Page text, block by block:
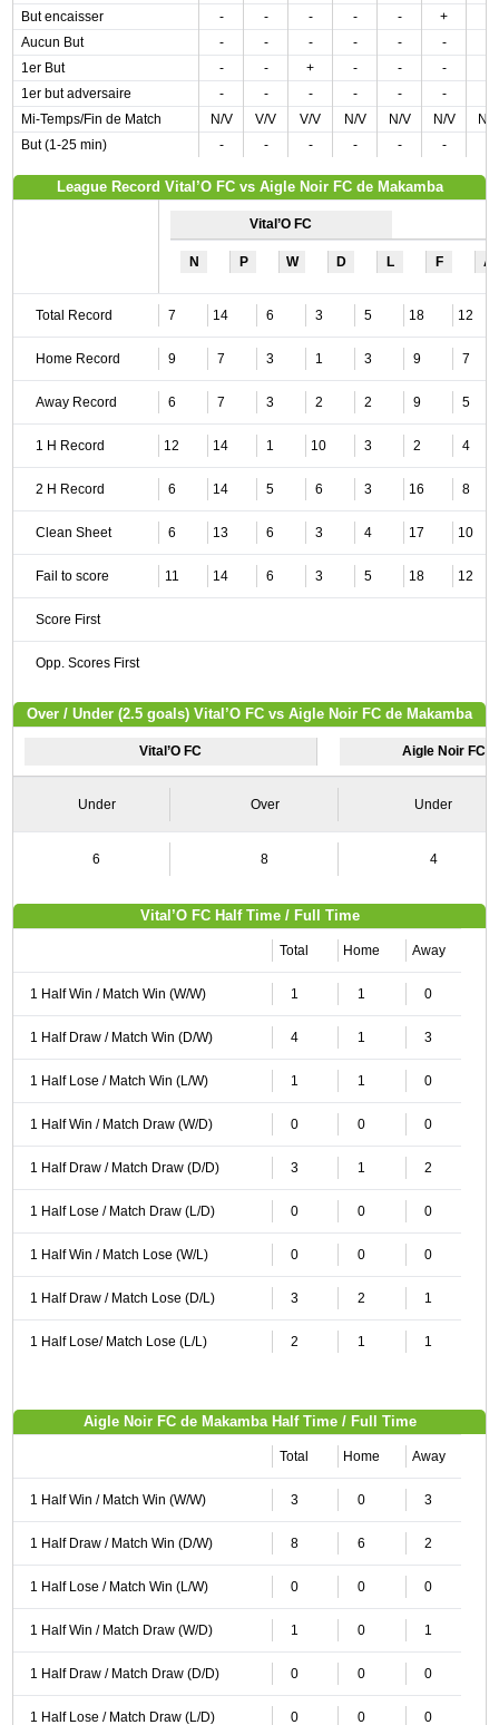
But encaisser
- - - - - +
Aucun But
- - - - - -
1er But
- - + - - -
1er but adversaire
- - - - - -
Mi-Temps/Fin de Match
N/V V/V V/V N/V N/V N/V
N/V
But (1-25 min)
- - - - - -
League Record Vital’O FC vs Aigle Noir FC de Makamba
Vital’O FC
N P W D L F A
Total Record 7 14 6 3 5 18 12
Home Record 9 7 3 1 3 9 7
Away Record 6 7 3 2 2 9 5
1 H Record 12 14 1 10 3 2 4
2 H Record 6 14 5 6 3 16 8
Clean Sheet 6 13 6 3 4 17 10
Fail to score 11 14 6 3 5 18 12
Score First
Opp. Scores First
Over / Under (2.5 goals) Vital’O FC vs Aigle Noir FC de Makamba
Vital’O FC Aigle Noir FC
Under Over Under
6 8 4
Vital’O FC Half Time / Full Time
Total Home Away
1 Half Win / Match Win (W/W) 1 1 0
1 Half Draw / Match Win (D/W) 4 1 3
1 Half Lose / Match Win (L/W) 1 1 0
1 Half Win / Match Draw (W/D) 0 0 0
1 Half Draw / Match Draw (D/D) 3 1 2
1 Half Lose / Match Draw (L/D) 0 0 0
1 Half Win / Match Lose (W/L) 0 0 0
1 Half Draw / Match Lose (D/L) 3 2 1
1 Half Lose/ Match Lose (L/L) 2 1 1
Aigle Noir FC de Makamba Half Time / Full Time
Total Home Away
1 Half Win / Match Win (W/W) 3 0 3
1 Half Draw / Match Win (D/W) 8 6 2
1 Half Lose / Match Win (L/W) 0 0 0
1 Half Win / Match Draw (W/D) 1 0 1
1 Half Draw / Match Draw (D/D) 0 0 0
1 Half Lose / Match Draw (L/D) 0 0 0